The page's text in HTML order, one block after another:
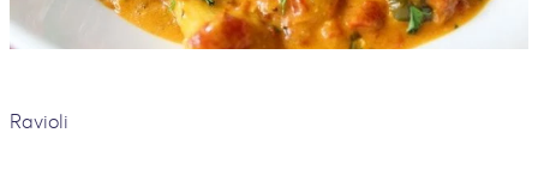
Ravioli